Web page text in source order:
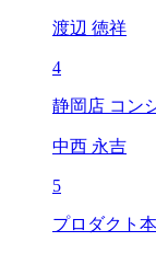
渡辺 徳祥
4
静岡店 コン
中西 永吉
5
プロダクト